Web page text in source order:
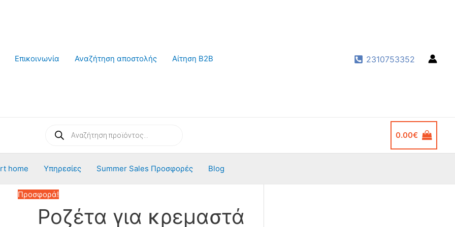
Επικοινωνία
Αναζήτηση αποστολής Αίτηση B2B 2310753352
Products
search 0.00€
home Υπηρεσίες Summer Sales Προσφορές Blog
Προσφορά!
Ροζέτα για κρεμαστά